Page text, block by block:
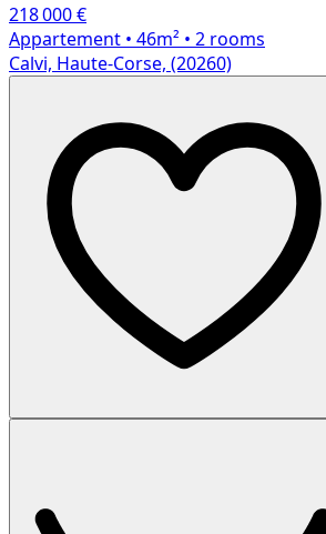
218 000 €
Appartement • 46m² • 2 rooms
Calvi, Haute-Corse, (20260)